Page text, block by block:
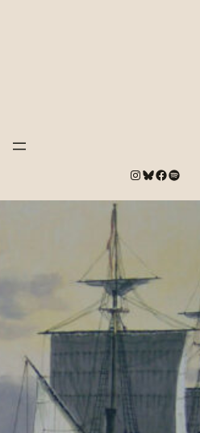
# Bluesky # Spotify